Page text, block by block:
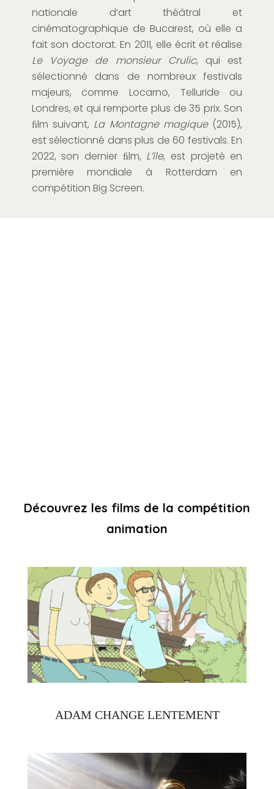
nationale d’art théâtral et
cinématographique de Bucarest, où elle a
fait son doctorat. En 2011, elle écrit et réalise
Le Voyage de monsieur Crulic, qui est
sélectionné dans de nombreux festivals
majeurs, comme Locarno, Telluride ou
Londres, et qui remporte plus de 35 prix. Son
ﬁlm suivant, La Montagne magique(2015),
est sélectionné dans plus de 60 festivals. En
2022, son dernier ﬁlm, L’île, est projeté en
première mondiale à Rotterdam en
compétition Big Screen.
Découvrez les films de la compétition
animation
ADAM CHANGE LENTEMENT